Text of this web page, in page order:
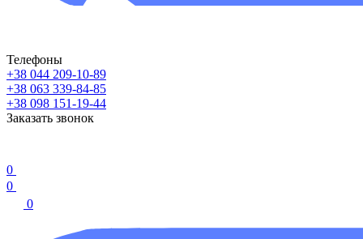
Телефоны
+38 044 209-10-89
+38 063 339-84-85
+38 098 151-19-44
Заказать звонок
0
0
0